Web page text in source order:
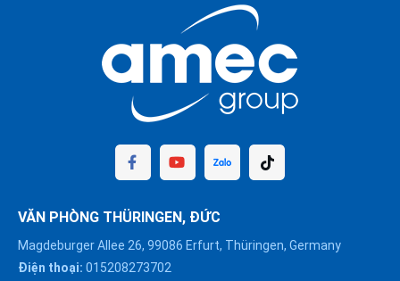
VĂN PHÒNG THÜRINGEN, ĐỨC
Magdeburger Allee 26, 99086 Erfurt, Thüringen, Germany
Điện thoại: 015208273702